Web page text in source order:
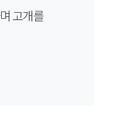
고개를